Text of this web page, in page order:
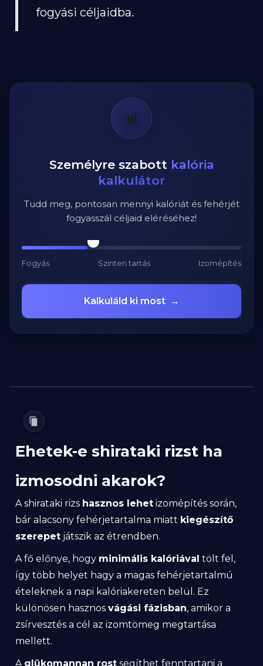
fogyási céljaidba.
📊
Személyre szabott kalória
kalkulátor
Tudd meg, pontosan mennyi kalóriát és fehérjét
fogyasszál céljaid eléréséhez!
Fogyás Szinten tartás Izomépítés
Kalkuláld ki most →
Ehetek-e shirataki rizst ha
izmosodni akarok?
A shirataki rizs hasznos lehet izomépítés során,
bár alacsony fehérjetartalma miatt kiegészítő
szerepet játszik az étrendben.
A fő előnye, hogy minimális kalóriával tölt fel,
így több helyet hagy a magas fehérjetartalmú
ételeknek a napi kalóriakereten belül. Ez
különösen hasznos vágási fázisban, amikor a
zsírvesztés a cél az izomtömeg megtartása
mellett.
A glükomannan rost segíthet fenntartani a